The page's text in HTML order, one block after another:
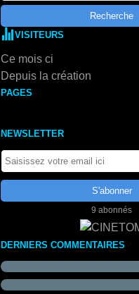
VISITEURS
Ce mois ci
Depuis la création
PAGES
NEWSLETTER
9 abonnés
DERNIERS COMMENTAIRES